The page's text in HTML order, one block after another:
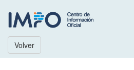
Volver